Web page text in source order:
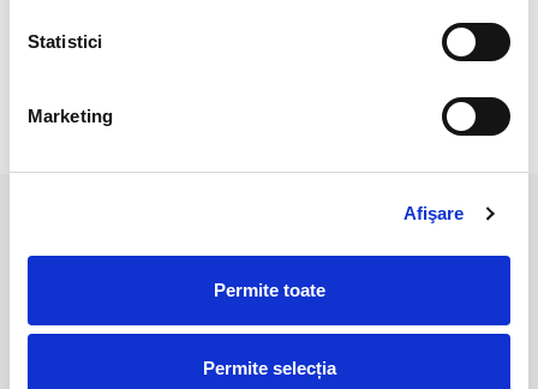
Statistici
Marketing
Afişare
Permite toate
Permite selecția
Pozele sunt realizate cu aparat profesionist, sub lumina alba.
RECENZII CLIENTI